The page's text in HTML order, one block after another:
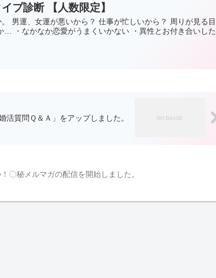
プ診断 【人数限定】
男運、女運が悪いから？ 仕事が忙しいから？ 周りが見る目
… ・なかなか恋愛がうまくいかない ・異性とお付き合いした
活質問Ｑ＆Ａ」をアップしました。
〇秘メルマガの配信を開始しました。